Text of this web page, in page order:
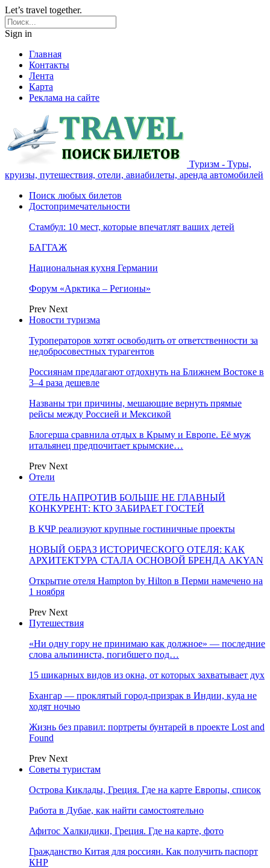
Let’s travel together.
Sign in
Главная
Контакты
Лента
Карта
Реклама на сайте
Туризм - Туры,
круизы, путешествия, отели, авиабилеты, аренда автомобилей
Поиск любых билетов
Достопримечательности
Стамбул: 10 мест, которые впечатлят ваших детей
БАГГАЖ
Национальная кухня Германии
Форум «Арктика – Регионы»
Prev Next
Новости туризма
Туроператоров хотят освободить от ответственности за
недобросовестных турагентов
Россиянам предлагают отдохнуть на Ближнем Востоке в
3–4 раза дешевле
Названы три причины, мешающие вернуть прямые
рейсы между Россией и Мексикой
Блогерша сравнила отдых в Крыму и Европе. Её муж
итальянец предпочитает крымские…
Prev Next
Отели
ОТЕЛЬ НАПРОТИВ БОЛЬШЕ НЕ ГЛАВНЫЙ
КОНКУРЕНТ: КТО ЗАБИРАЕТ ГОСТЕЙ
В КЧР реализуют крупные гостиничные проекты
НОВЫЙ ОБРАЗ ИСТОРИЧЕСКОГО ОТЕЛЯ: КАК
АРХИТЕКТУРА СТАЛА ОСНОВОЙ БРЕНДА AKYAN
Открытие отеля Hampton by Hilton в Перми намечено на
1 ноября
Prev Next
Путешествия
«Ни одну гору не принимаю как должное» — последние
слова альпиниста, погибшего под…
15 шикарных видов из окна, от которых захватывает дух
Бхангар — проклятый город-призрак в Индии, куда не
ходят ночью
Жизнь без правил: портреты бунтарей в проекте Lost and
Found
Prev Next
Советы туристам
Острова Киклады, Греция. Где на карте Европы, список
Работа в Дубае, как найти самостоятельно
Афитос Халкидики, Греция. Где на карте, фото
Гражданство Китая для россиян. Как получить паспорт
КНР